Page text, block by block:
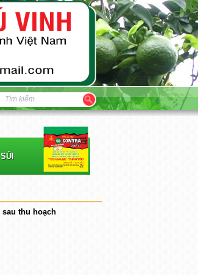
sau thu hoạch